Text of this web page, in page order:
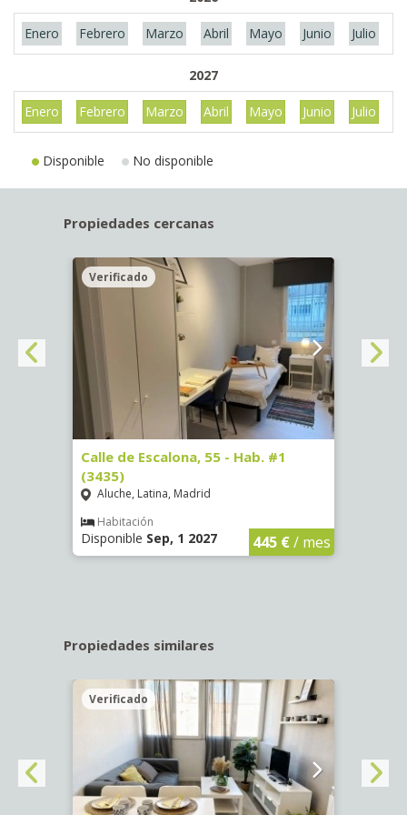
Enero Febrero Marzo Abril Mayo Junio Julio
2027
Enero Febrero Marzo Abril Mayo Junio Julio
Disponible No disponible
Propiedades cercanas
Verificado
Calle de Escalona, 55 - Hab. #1
(3435)
Aluche, Latina, Madrid
Habitación
Disponible Sep, 1 2027 445 €/ mes
Propiedades similares
Verificado